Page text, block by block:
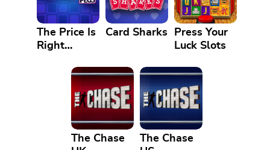
The Price Is
Right
Card Sharks
Press Your
Luck Slots
The Chase
The Chase